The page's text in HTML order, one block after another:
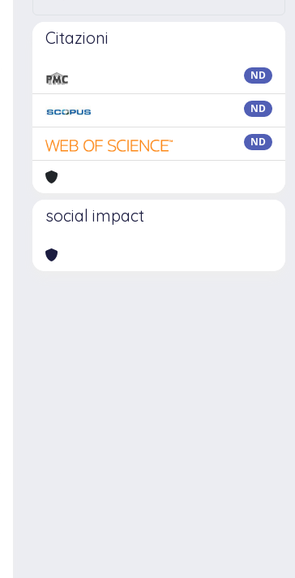
Citazioni
ND
ND
ND
social impact